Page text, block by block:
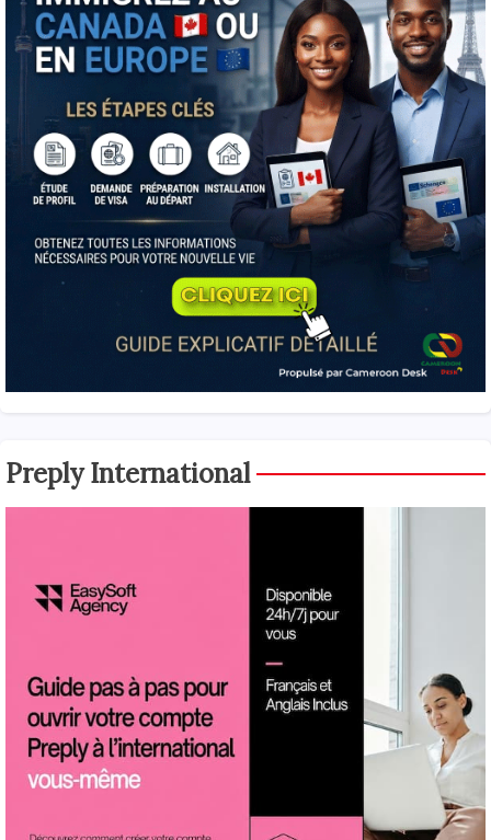
Preply International